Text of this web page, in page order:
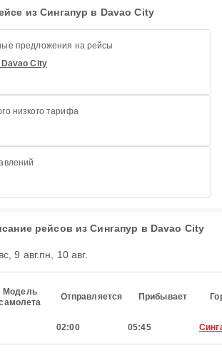
из Сингапур в Davao City
предложения на рейсы
City
низкого тарифа
рейсов из Сингапур в Davao City
вс, 9 авг.пн, 10 авг.
Модель
Отправляется Прибывает
02:00 05:45